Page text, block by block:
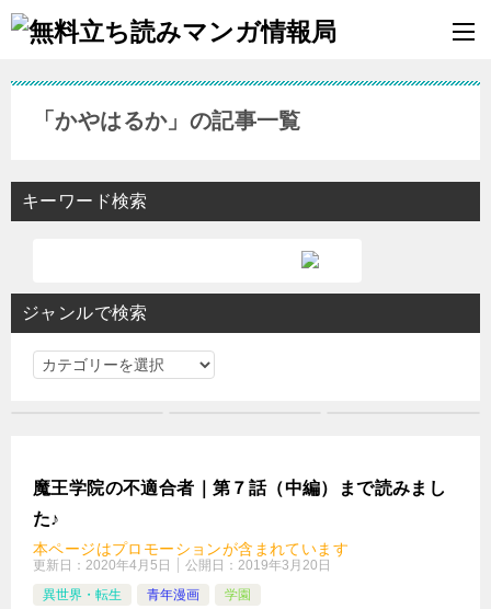
「かやはるか」の記事一覧
キーワード検索
ジャンルで検索
ジ
検
索
魔王学院の不適合者｜第７話（中編）まで読みまし
た♪
本ページはプロモーションが含まれています
更新日： 2020年4月5日 公開日： 2019年3月20日
異世界・転生
青年漫画 学園